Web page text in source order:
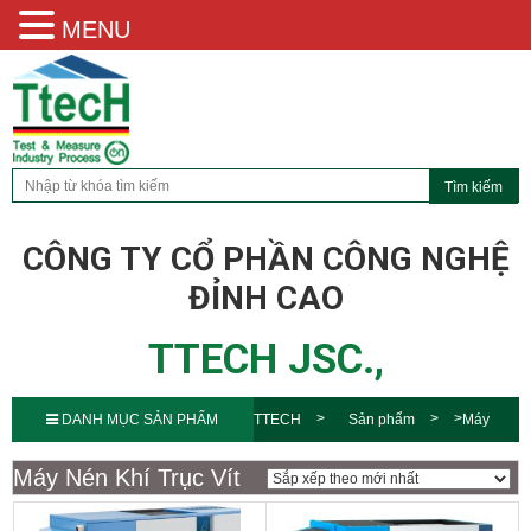
CÔNG TY CỔ PHẦN CÔNG NGHỆ
ĐỈNH CAO
TTECH JSC.,
DANH MỤC SẢN PHẨM TTECH Sản phẩm Máy
Nén Khí ALup Máy Nén Khí Trục
Máy Nén Khí Trục Vít
MENU